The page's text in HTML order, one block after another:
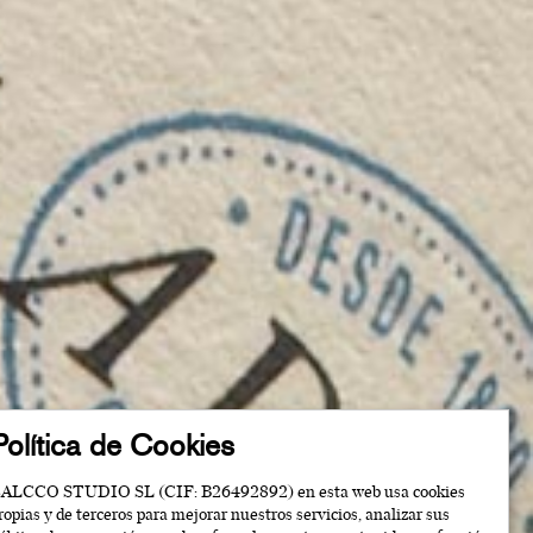
de Cookies
STUDIO SL (CIF: B26492892) en esta web usa cookies
y de terceros para mejorar nuestros servicios, analizar sus